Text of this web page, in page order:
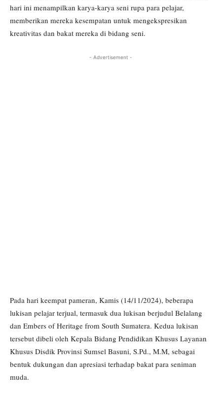
hari ini menampilkan karya-karya seni rupa para pelajar,
memberikan mereka kesempatan untuk mengekspresikan
kreativitas dan bakat mereka di bidang seni.
- Advertisement -
Pada hari keempat pameran, Kamis (14/11/2024), beberapa
lukisan pelajar terjual, termasuk dua lukisan berjudul Belalang
dan Embers of Heritage from South Sumatera. Kedua lukisan
tersebut dibeli oleh Kepala Bidang Pendidikan Khusus Layanan
Khusus Disdik Provinsi Sumsel Basuni, S.Pd., M.M, sebagai
bentuk dukungan dan apresiasi terhadap bakat para seniman
muda.